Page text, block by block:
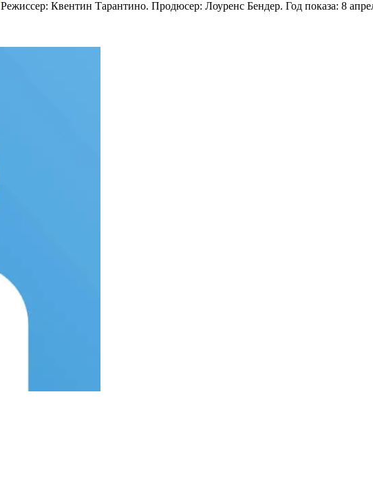
Режиссер: Квентин Тарантино. Продюсер: Лоуренс Бендер. Год показа: 8